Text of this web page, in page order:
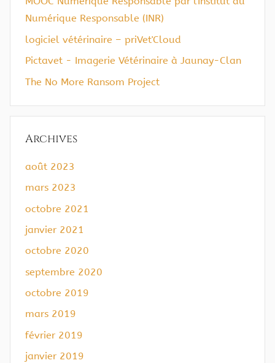
Numérique Responsable (INR)
logiciel vétérinaire – priVet'Cloud
Pictavet - Imagerie Vétérinaire à Jaunay-Clan
The No More Ransom Project
Archives
août 2023
mars 2023
octobre 2021
janvier 2021
octobre 2020
septembre 2020
octobre 2019
mars 2019
février 2019
janvier 2019